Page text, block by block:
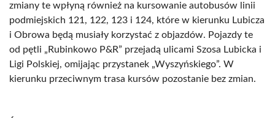
zmiany te wpłyną również na kursowanie autobusów linii
podmiejskich 121, 122, 123 i 124, które w kierunku Lubicza
i Obrowa będą musiały korzystać z objazdów. Pojazdy te
od pętli „Rubinkowo P&R” przejadą ulicami Szosa Lubicka i
Ligi Polskiej, omijając przystanek „Wyszyńskiego”. W
kierunku przeciwnym trasa kursów pozostanie bez zmian.